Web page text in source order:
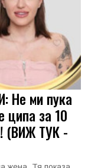
Не ми пука
ципа за 10
(ВИЖ ТУК -